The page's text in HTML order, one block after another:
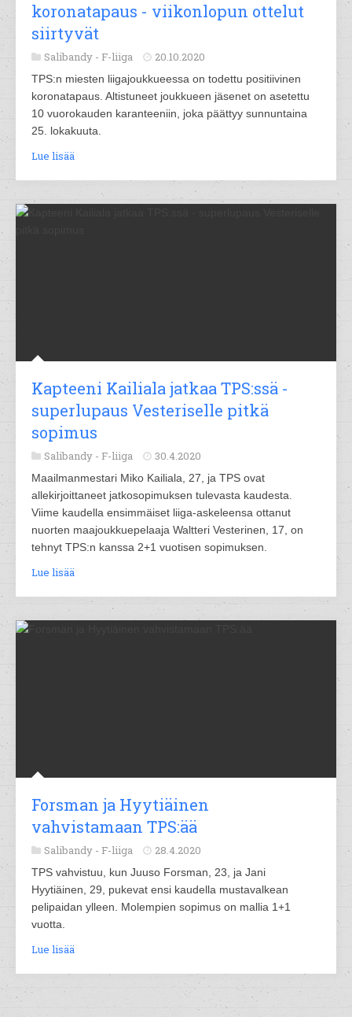
koronatapaus - viikonlopun ottelut
siirtyvät
Salibandy - F-liiga 20.10.2020
TPS:n miesten liigajoukkueessa on todettu positiivinen
koronatapaus. Altistuneet joukkueen jäsenet on asetettu
10 vuorokauden karanteeniin, joka päättyy sunnuntaina
25. lokakuuta.
Lue lisää
Kapteeni Kailiala jatkaa TPS:ssä -
superlupaus Vesteriselle pitkä
sopimus
Salibandy - F-liiga 30.4.2020
Maailmanmestari Miko Kailiala, 27, ja TPS ovat
allekirjoittaneet jatkosopimuksen tulevasta kaudesta.
Viime kaudella ensimmäiset liiga-askeleensa ottanut
nuorten maajoukkuepelaaja Waltteri Vesterinen, 17, on
tehnyt TPS:n kanssa 2+1 vuotisen sopimuksen.
Lue lisää
Forsman ja Hyytiäinen
vahvistamaan TPS:ää
Salibandy - F-liiga 28.4.2020
TPS vahvistuu, kun Juuso Forsman, 23, ja Jani
Hyytiäinen, 29, pukevat ensi kaudella mustavalkean
pelipaidan ylleen. Molempien sopimus on mallia 1+1
vuotta.
Lue lisää